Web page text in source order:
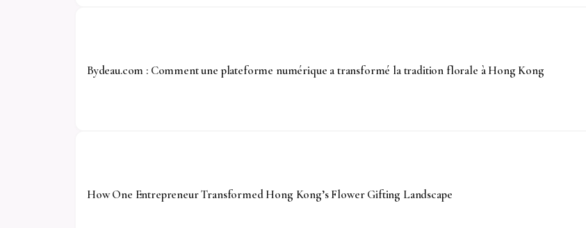
Bydeau.com : Comment une plateforme numérique a transformé la tradition florale à Hong Kong
How One Entrepreneur Transformed Hong Kong’s Flower Gifting Landscape